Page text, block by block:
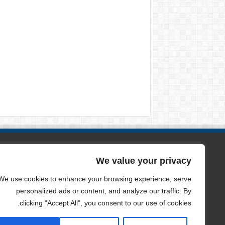
We value your privacy
use cookies to enhance your browsing experience, serve
personalized ads or content, and analyze our traffic. By
clicking "Accept All", you consent to our use of cookies.
الصفحات
من نحن
سياسة الخصوصية
اتصل بنا